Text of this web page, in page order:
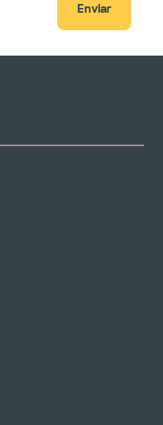
Enviar